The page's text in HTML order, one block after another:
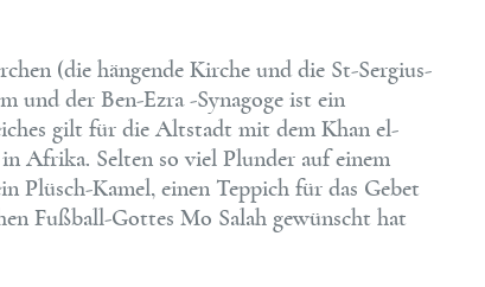
(die hängende Kirche und die St-Sergius-
und der Ben-Ezra -Synagoge ist ein
gilt für die Altstadt mit dem Khan el-
Afrika. Selten so viel Plunder auf einem
Plüsch-Kamel, einen Teppich für das Gebet
Fußball-Gottes Mo Salah gewünscht hat